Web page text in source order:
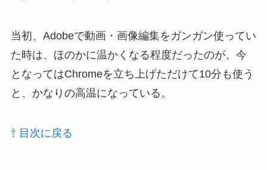
当初、 Adobeで動画・画像編集をガンガン使ってい
た時は、ほのかに温かくなる程度だったのが、今
となってはChromeを立ち上げただけて10分も使う
と、かなりの高温になっている。
⇧ 目次に戻る